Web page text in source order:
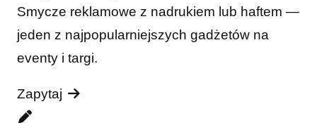
Smycze reklamowe z nadrukiem lub haftem —
jeden z najpopularniejszych gadżetów na
eventy i targi.
Zapytaj